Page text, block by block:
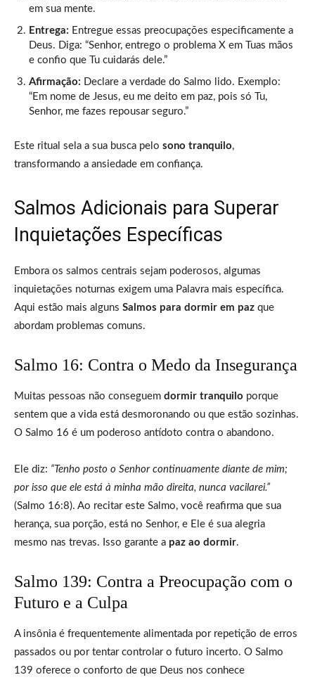
em sua mente.
Entrega: Entregue essas preocupações especificamente a
Deus. Diga: “Senhor, entrego o problema X em Tuas mãos
e confio que Tu cuidarás dele.”
Afirmação: Declare a verdade do Salmo lido. Exemplo:
“Em nome de Jesus, eu me deito em paz, pois só Tu,
Senhor, me fazes repousar seguro.”
Este ritual sela a sua busca pelo sono tranquilo,
transformando a ansiedade em confiança.
Salmos Adicionais para Superar
Inquietações Específicas
Embora os salmos centrais sejam poderosos, algumas
inquietações noturnas exigem uma Palavra mais específica.
Aqui estão mais alguns Salmos para dormir em paz que
abordam problemas comuns.
Salmo 16: Contra o Medo da Insegurança
Muitas pessoas não conseguem dormir tranquilo porque
sentem que a vida está desmoronando ou que estão sozinhas.
O Salmo 16 é um poderoso antídoto contra o abandono.
Ele diz: “Tenho posto o Senhor continuamente diante de mim;
por isso que ele está à minha mão direita, nunca vacilarei.”
(Salmo 16:8). Ao recitar este Salmo, você reafirma que sua
herança, sua porção, está no Senhor, e Ele é sua alegria
mesmo nas trevas. Isso garante a paz ao dormir.
Salmo 139: Contra a Preocupação com o
Futuro e a Culpa
A insônia é frequentemente alimentada por repetição de erros
passados ou por tentar controlar o futuro incerto. O Salmo
139 oferece o conforto de que Deus nos conhece